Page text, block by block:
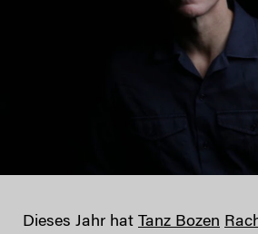
Dieses Jahr hat Tanz Bozen